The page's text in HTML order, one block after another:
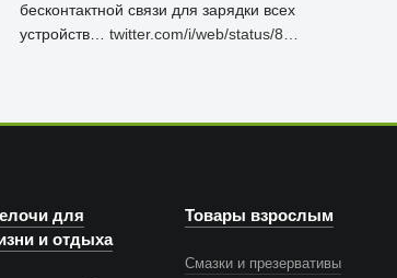
бесконтактной связи для зарядки всех
устройств… twitter.com/i/web/status/8…
для
и отдыха
Товары взрослым
Смазки и презервативы